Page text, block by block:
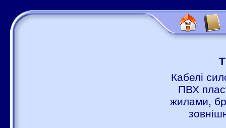
Кабелі
ПВХ
жилами,